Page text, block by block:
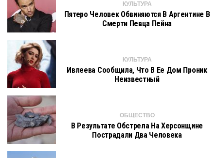
КУЛЬТУРА
Пятеро Человек Обвиняются В Аргентине В
Смерти Певца Пейна
КУЛЬТУРА
Ивлеева Сообщила, Что В Ее Дом Проник
Неизвестный
ОБЩЕСТВО
В Результате Обстрела На Херсонщине
Пострадали Два Человека